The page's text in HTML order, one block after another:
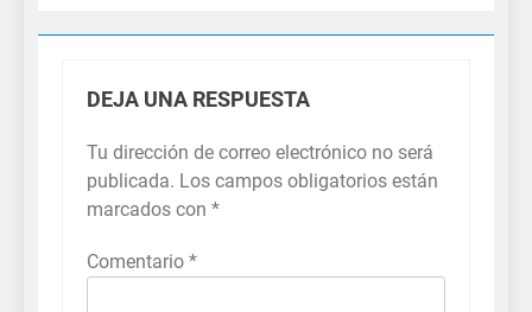
DEJA UNA RESPUESTA
Tu dirección de correo electrónico no será
publicada. Los campos obligatorios están
marcados con *
Comentario *